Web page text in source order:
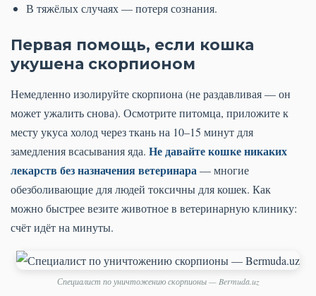
В тяжёлых случаях — потеря сознания.
Первая помощь, если кошка
укушена скорпионом
Немедленно изолируйте скорпиона (не раздавливая — он
может ужалить снова). Осмотрите питомца, приложите к
месту укуса холод через ткань на 10–15 минут для
замедления всасывания яда. Не давайте кошке никаких
лекарств без назначения ветеринара— многие
обезболивающие для людей токсичны для кошек. Как
можно быстрее везите животное в ветеринарную клинику:
счёт идёт на минуты.
Специалист по уничтожению скорпионы — Bermuda.uz